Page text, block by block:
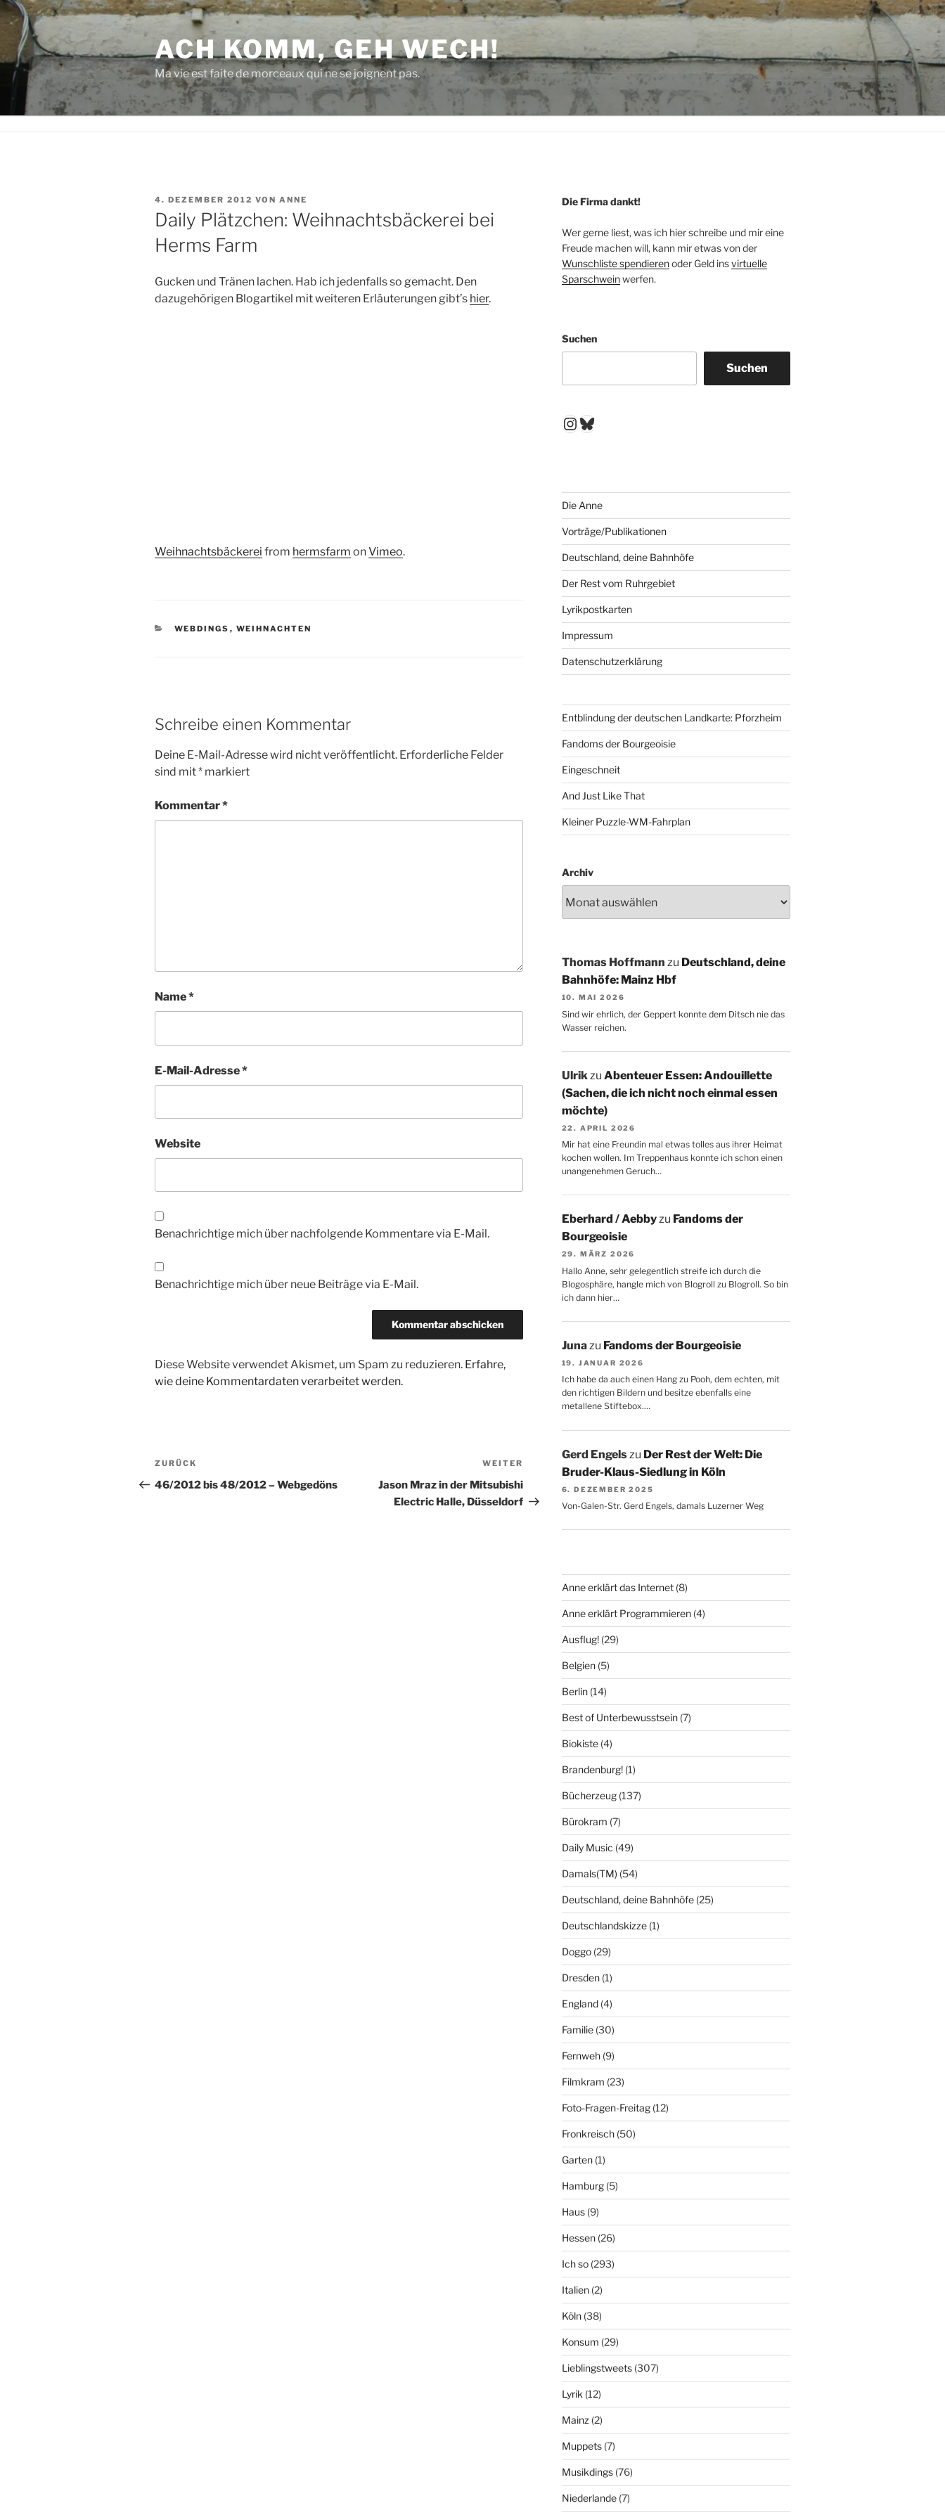
Zum
Inhalt
springen
ACH KOMM, GEH WECH!
Ma vie est faite de morceaux qui ne se joignent pas.
VERÖFFENTLICHT
AM
4. DEZEMBER 2012 VON ANNE
Daily Plätzchen: Weihnachtsbäckerei bei
Herms Farm
Gucken und Tränen lachen. Hab ich jedenfalls so gemacht. Den
dazugehörigen Blogartikel mit weiteren Erläuterungen gibt’s hier.
Weihnachtsbäckerei from hermsfarm onVimeo.
KATEGORIEN
WEBDINGS , WEIHNACHTEN
Schreibe einen Kommentar
Deine E-Mail-Adresse wird nicht veröffentlicht. Erforderliche Felder
sind mit* markiert
Kommentar*
Name*
E-Mail-Adresse*
Website
Benachrichtige mich über nachfolgende Kommentare via E-Mail.
Benachrichtige mich über neue Beiträge via E-Mail.
Diese Website verwendet Akismet, um Spam zu reduzieren. Erfahre,
wie deine Kommentardaten verarbeitet werden.
Beitragsnavigation
Vorheriger
Beitrag
ZURÜCK
46/2012 bis 48/2012 – Webgedöns
Nächster
Beitrag
WEITER
Jason Mraz in der Mitsubishi
Electric Halle, Düsseldorf
Die Firma dankt!
Wer gerne liest, was ich hier schreibe und mir eine
Freude machen will, kann mir etwas von der
Wunschliste spendierenoder Geld insvirtuelle
Sparschweinwerfen.
Suchen
Suchen
Instagram
Bluesky
Die Anne
Vorträge/Publikationen
Deutschland, deine Bahnhöfe
Der Rest vom Ruhrgebiet
Lyrikpostkarten
Impressum
Datenschutzerklärung
Entblindung der deutschen Landkarte: Pforzheim
Fandoms der Bourgeoisie
Eingeschneit
And Just Like That
Kleiner Puzzle-WM-Fahrplan
Archiv
Thomas Hoffmann zu Deutschland, deine
Bahnhöfe: Mainz Hbf
10. MAI 2026
Sind wir ehrlich, der Geppert konnte dem Ditsch nie das
Wasser reichen.
Ulrikzu Abenteuer Essen: Andouillette
(Sachen, die ich nicht noch einmal essen
möchte)
22. APRIL 2026
Mir hat eine Freundin mal etwas tolles aus ihrer Heimat
kochen wollen. Im Treppenhaus konnte ich schon einen
unangenehmen Geruch…
Eberhard / Aebbyzu Fandoms der
Bourgeoisie
29. MÄRZ 2026
Hallo Anne, sehr gelegentlich streife ich durch die
Blogosphäre, hangle mich von Blogroll zu Blogroll. So bin
ich dann hier…
Junazu Fandoms der Bourgeoisie
19. JANUAR 2026
Ich habe da auch einen Hang zu Pooh, dem echten, mit
den richtigen Bildern und besitze ebenfalls eine
metallene Stiftebox.…
Gerd Engelszu Der Rest der Welt: Die
Bruder-Klaus-Siedlung in Köln
6. DEZEMBER 2025
Von-Galen-Str. Gerd Engels, damals Luzerner Weg
Anne erklärt das Internet(8)
Anne erklärt Programmieren(4)
Ausflug!(29)
Belgien(5)
Berlin(14)
Best of Unterbewusstsein(7)
Biokiste(4)
Brandenburg!(1)
Bücherzeug(137)
Bürokram (7)
Daily Music (49)
Damals(TM) (54)
Deutschland, deine Bahnhöfe(25)
Deutschlandskizze(1)
Doggo(29)
Dresden(1)
England(4)
Familie(30)
Fernweh(9)
Filmkram (23)
Foto-Fragen-Freitag(12)
Fronkreisch(50)
Garten(1)
Hamburg(5)
Haus(9)
Hessen(26)
Ich so(293)
Italien(2)
Köln(38)
Konsum (29)
Lieblingstweets(307)
Lyrik (12)
Mainz (2)
Muppets(7)
Musikdings(76)
Niederlande(7)